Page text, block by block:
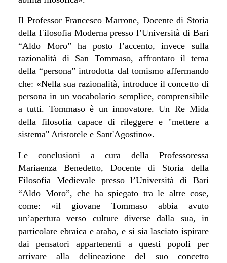
Il Professor Francesco Marrone, Docente di Storia
della Filosofia Moderna presso l’Università di Bari
“Aldo Moro” ha posto l’accento, invece sulla
razionalità di San Tommaso, affrontato il tema
della “persona” introdotta dal tomismo affermando
che: «Nella sua razionalità, introduce il concetto di
persona in un vocabolario semplice, comprensibile
a tutti. Tommaso è un innovatore. Un Re Mida
della filosofia capace di rileggere e "mettere a
sistema" Aristotele e Sant'Agostino».
Le conclusioni a cura della Professoressa
Mariaenza Benedetto, Docente di Storia della
Filosofia Medievale presso l’Università di Bari
“Aldo Moro”, che ha spiegato tra le altre cose,
come: «il giovane Tommaso abbia avuto
un’apertura verso culture diverse dalla sua, in
particolare ebraica e araba, e si sia lasciato ispirare
dai pensatori appartenenti a questi popoli per
arrivare alla delineazione del suo concetto